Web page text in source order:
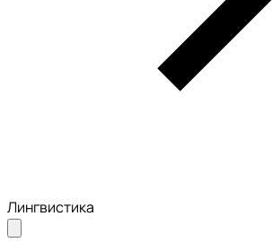
Лингвистика